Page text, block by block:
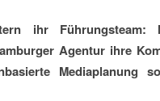
ihr Führungsteam:
Agentur ihre
Mediaplanung